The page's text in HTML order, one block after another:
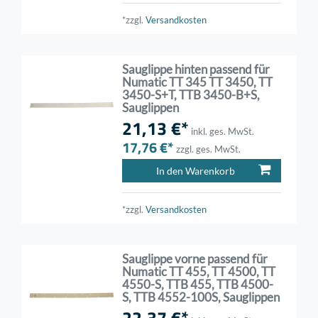
*zzgl.Versandkosten
Sauglippe hinten passend für
Numatic TT 345 TT 3450, TT
3450-S+T, TTB 3450-B+S,
Sauglippen
21,13 €* inkl. ges. MwSt.
17,76 €* zzgl. ges. MwSt.
In den Warenkorb
*zzgl.Versandkosten
Sauglippe vorne passend für
Numatic TT 455, TT 4500, TT
4550-S, TTB 455, TTB 4500-
S, TTB 4552-100S, Sauglippen